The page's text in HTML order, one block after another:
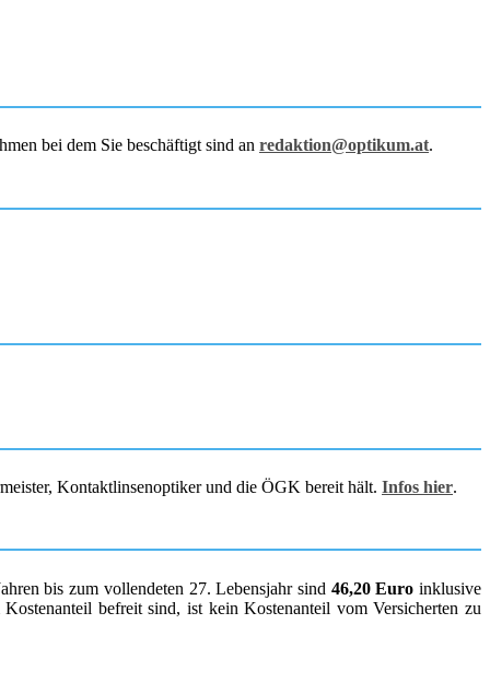
bei dem Sie beschäftigt sind an redaktion@optikum.at.
Kontaktlinsenoptiker und die ÖGK bereit hält. Infos hier.
bis zum vollendeten 27. Lebensjahr sind 46,20 Euro inklusive
befreit sind, ist kein Kostenanteil vom Versicherten zu